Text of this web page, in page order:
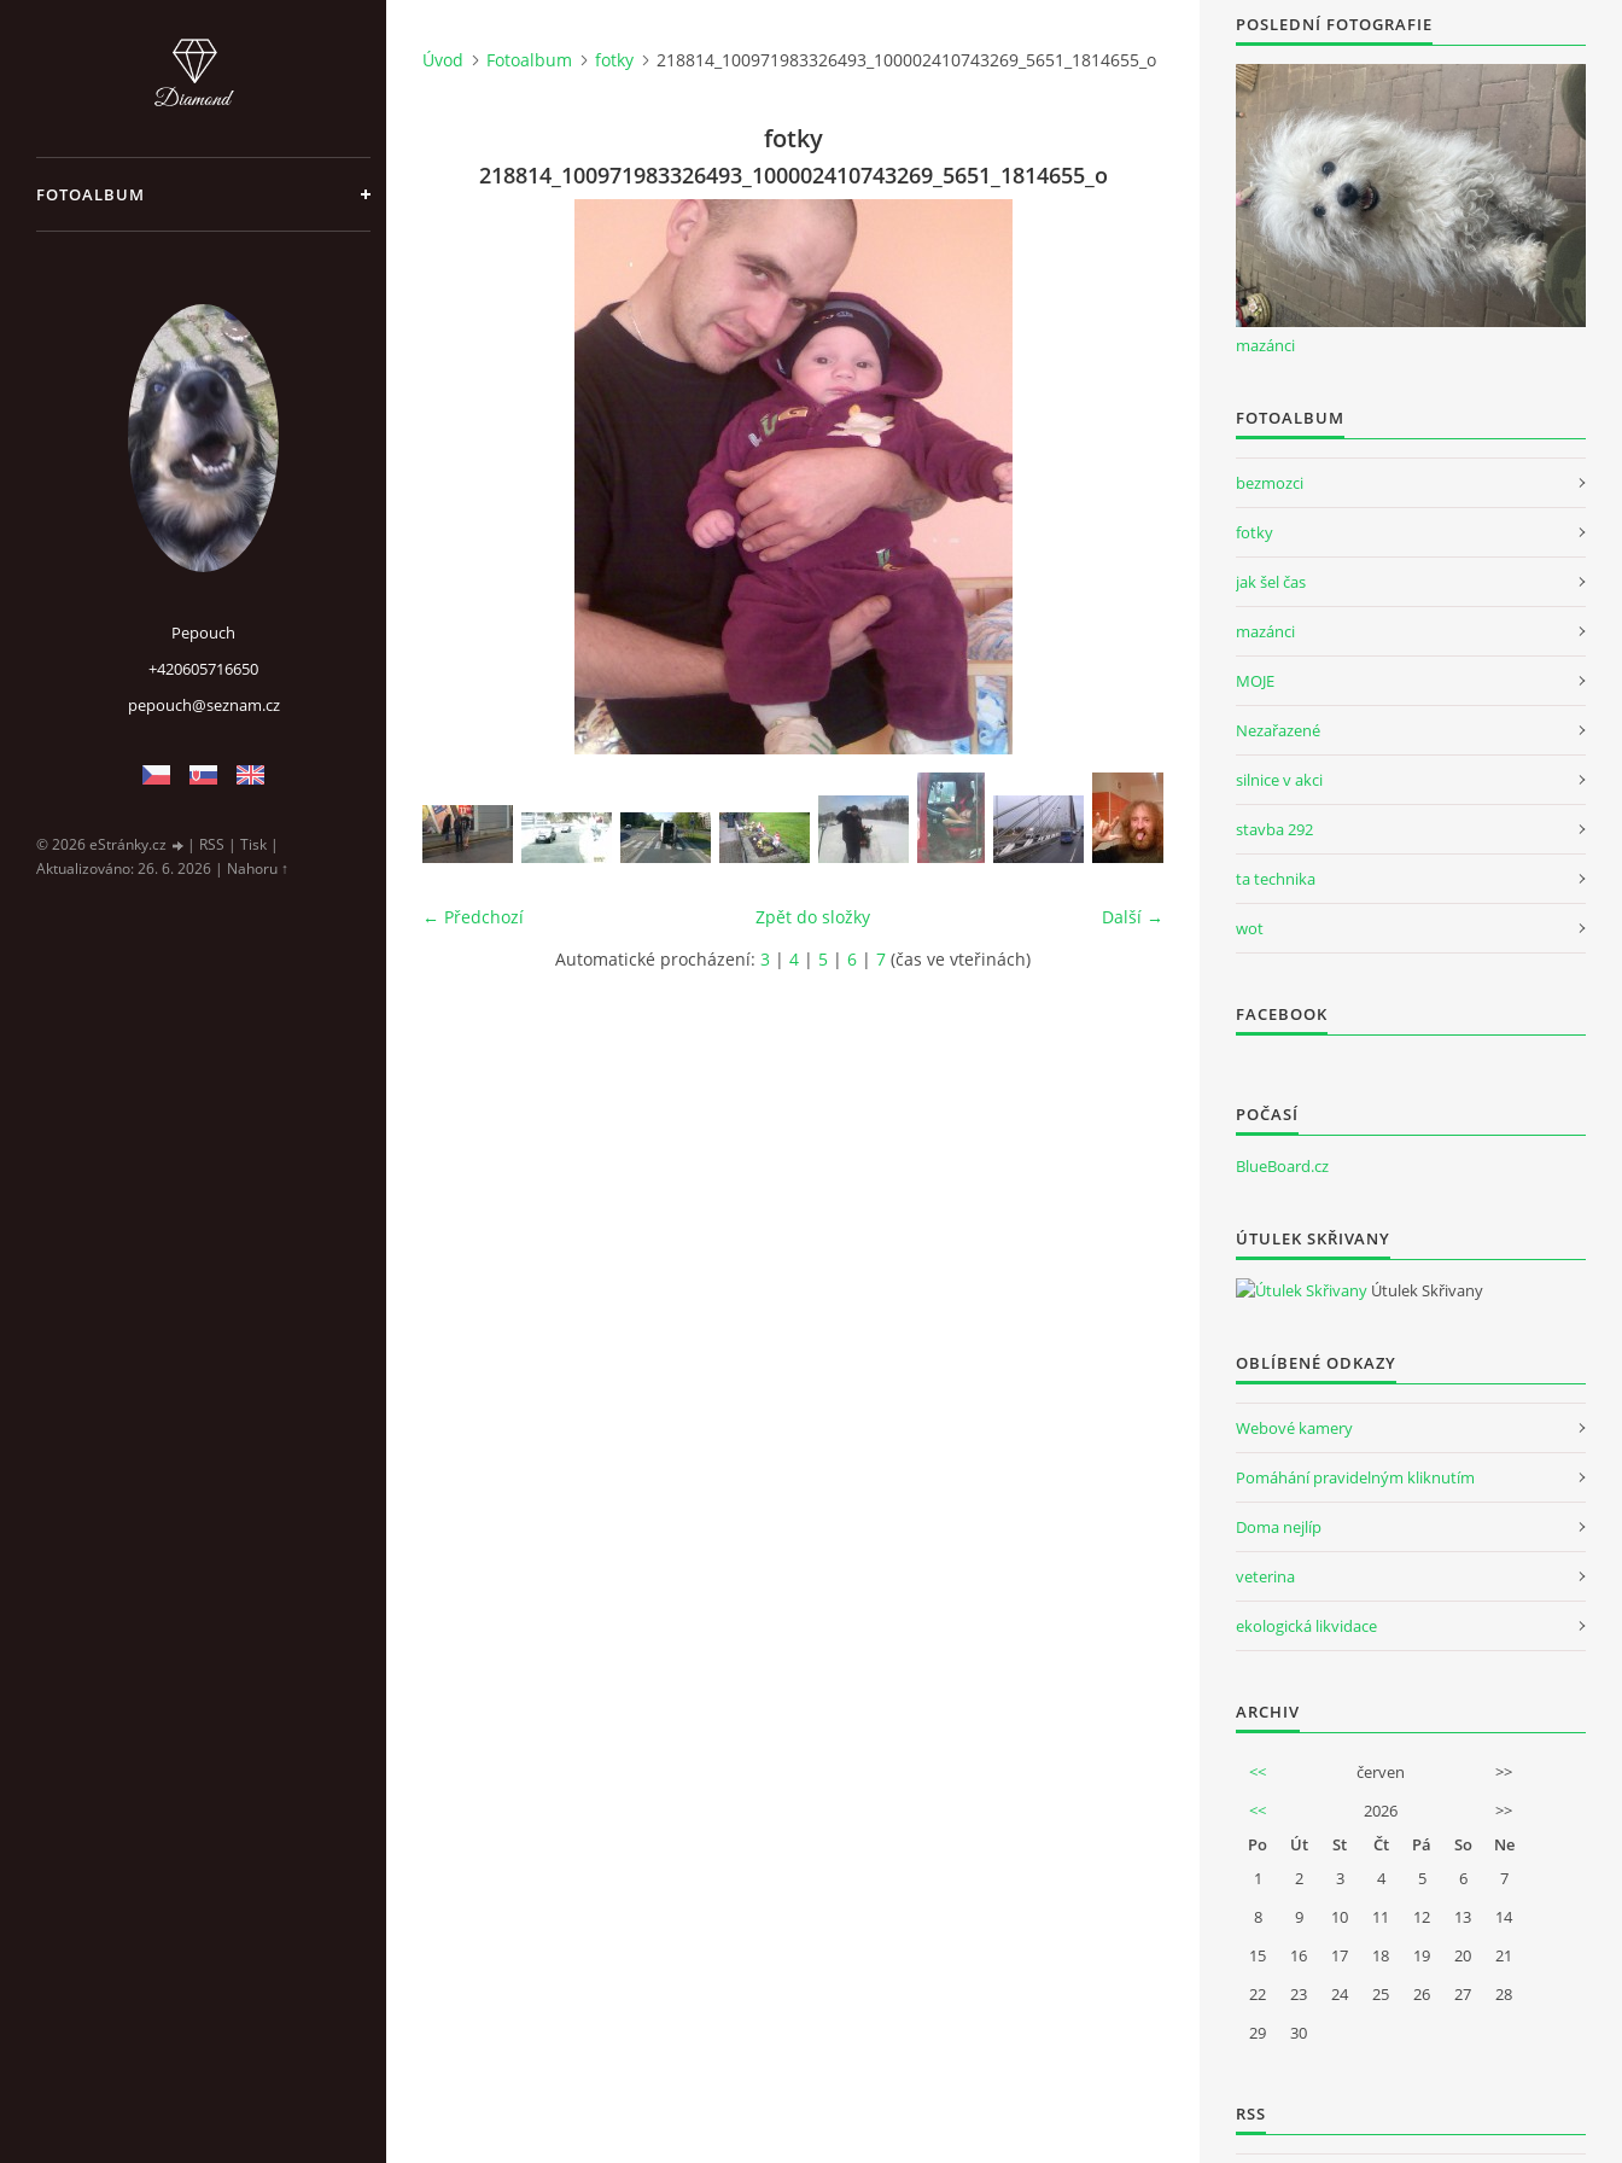
FOTOALBUM
Pepouch
+420605716650
pepouch@seznam.cz
© 2026 eStránky.cz | RSS | Tisk |
Aktualizováno: 26. 6. 2026 | Nahoru ↑
Úvod Fotoalbum fotky 218814_100971983326493_100002410743269_5651_1814655_o
fotky
218814_100971983326493_100002410743269_5651_1814655_o
← Předchozí Další →
Zpět do složky
Automatické procházení: 3 | 4 | 5 | 6 | 7 (čas ve vteřinách)
POSLEDNÍ FOTOGRAFIE
mazánci
FOTOALBUM
bezmozci
fotky
jak šel čas
mazánci
MOJE
Nezařazené
silnice v akci
stavba 292
ta technika
wot
FACEBOOK
POČASÍ
BlueBoard.cz
ÚTULEK SKŘIVANY
Útulek Skřivany
OBLÍBENÉ ODKAZY
Webové kamery
Pomáhání pravidelným kliknutím
Doma nejlíp
veterina
ekologická likvidace
ARCHIV
<< červen
>>
<<
2026
>>
Po
Út St Čt Pá So
Ne
1
2 3 4 5 6
7
8
9 10 11 12 13
14
15
16 17 18 19 20
21
22
23 24 25 26 27
28
29
30
RSS